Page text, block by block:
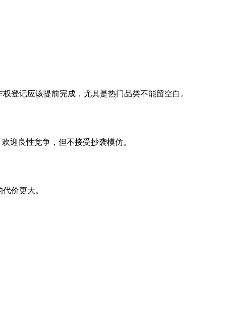
登记应该提前完成，尤其是热门品类不能留空白。
迎良性竞争，但不接受抄袭模仿。
价更大。